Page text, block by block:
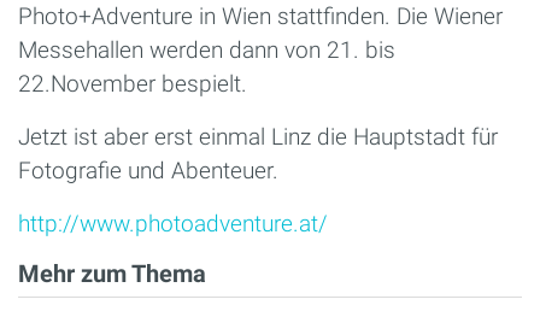
Photo+Adventure in Wien stattfinden. Die Wiener
Messehallen werden dann von 21. bis
22.November bespielt.
Jetzt ist aber erst einmal Linz die Hauptstadt für
Fotografie und Abenteuer.
http://www.photoadventure.at/
Mehr zum Thema